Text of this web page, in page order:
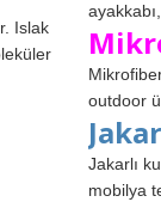
Islak
outdoor
Jakarlı
mobilya